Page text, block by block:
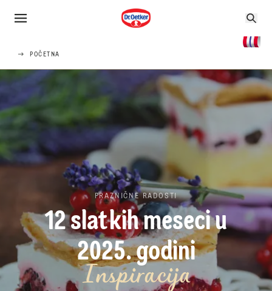
POČETNA
PRAZNIČNE RADOSTI
12 slatkih meseci u
2025. godini
Inspiracija